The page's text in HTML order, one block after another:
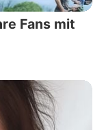
Fans mit